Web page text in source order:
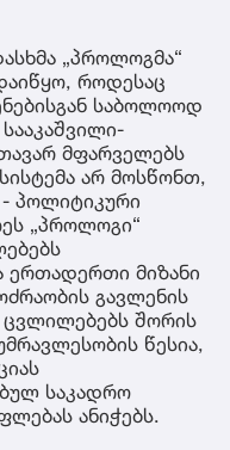
„პროლოგმა“
როდესაც
საბოლოოდ
მფარველებს
არ მოსწონთ,
პოლიტიკური
„პროლოგი“
მიზანი
გავლენის
ცვლილებებს შორის
წესია,
საკადრო
ანიჭებს.